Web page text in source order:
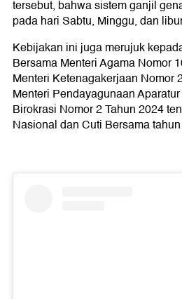
tersebut, bahwa sistem ganjil
pada hari Sabtu, Minggu, dan
Kebijakan ini juga merujuk
Bersama Menteri Agama Nomor
Menteri Ketenagakerjaan Nomor
Menteri Pendayagunaan
Birokrasi Nomor 2 Tahun 2024
Nasional dan Cuti Bersama